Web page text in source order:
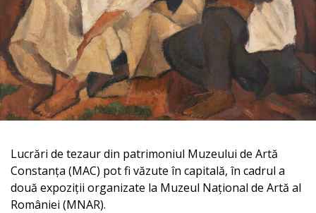
Lucrări de tezaur din patrimoniul Muzeului de Artă
Constanța (MAC) pot fi văzute în capitală, în cadrul a
două expoziții organizate la Muzeul Național de Artă al
României (MNAR).